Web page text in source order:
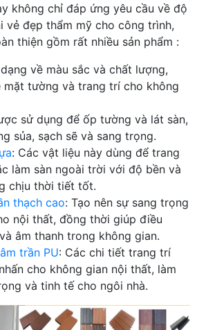
không chỉ đáp ứng yêu cầu về độ
vẻ đẹp thẩm mỹ cho công trình,
thiện gồm rất nhiều sản phẩm :
về màu sắc và chất lượng,
mặt tường và trang trí cho không
sử dụng để ốp tường và lát sàn,
sủa, sạch sẽ và sang trọng.
: Các vật liệu này dùng để trang
làm sàn ngoài trời với độ bền và
chịu thời tiết tốt.
thạch cao: Tạo nên sự sang trọng
nội thất, đồng thời giúp điều
âm thanh trong không gian.
trần PU: Các chi tiết trang trí
cho không gian nội thất, làm
và tinh tế cho ngôi nhà.